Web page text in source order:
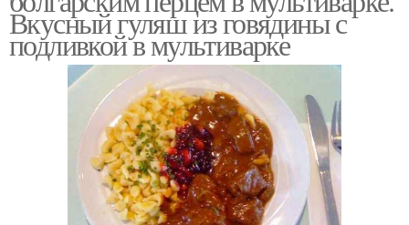
Вкусный гуляш из говядины с
подливкой в мультиварке